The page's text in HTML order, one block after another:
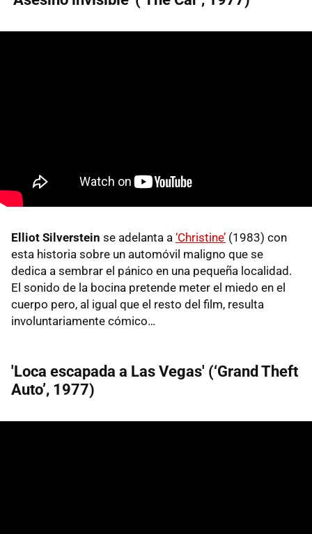
Elliot Silverstein se adelanta a ‘Christine’ (1983) con
esta historia sobre un automóvil maligno que se
dedica a sembrar el pánico en una pequeña localidad.
El sonido de la bocina pretende meter el miedo en el
cuerpo pero, al igual que el resto del film, resulta
involuntariamente cómico…
'Loca escapada a Las Vegas' (‘Grand Theft
Auto’, 1977)